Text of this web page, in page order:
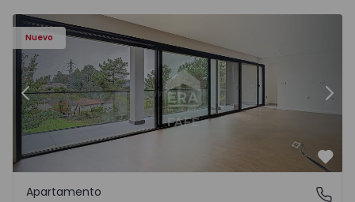
Nuevo
Anterior
Fafe, Braga
Apartamento